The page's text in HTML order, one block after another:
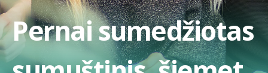
Pernai sumedžiotas